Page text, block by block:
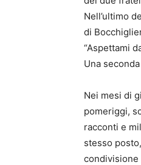
Nell’ultimo
di
“Aspettami
Una
Nei mesi di
pomeriggi,
racconti e
stesso
condivisione